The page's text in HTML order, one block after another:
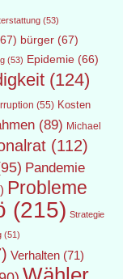
(53)
bürger (67)
(53) Epidemie (66)
(124)
(55) Kosten
(89) Michael
(112)
Pandemie
Probleme
(215) Strategie
(51)
Verhalten (71)